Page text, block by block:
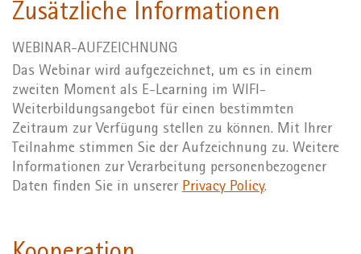
Zusätzliche Informationen
WEBINAR-AUFZEICHNUNG
Das Webinar wird aufgezeichnet, um es in einem
zweiten Moment als E-Learning im WIFI-
Weiterbildungsangebot für einen bestimmten
Zeitraum zur Verfügung stellen zu können. Mit Ihrer
Teilnahme stimmen Sie der Aufzeichnung zu. Weitere
Informationen zur Verarbeitung personenbezogener
Daten finden Sie in unserer Privacy Policy.